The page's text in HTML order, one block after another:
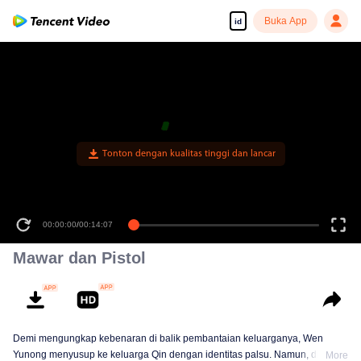
id Buka App
00:00:00/00:14:07
Mawar dan Pistol
Demi mengungkap kebenaran di balik pembantaian keluarganya, Wen
Yunong menyusup ke keluarga Qin dengan identitas palsu. Namun, dia takMore